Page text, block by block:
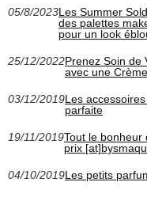
05/8/2023Les Summer
des palettes
pour un look
25/12/2022Prenez Soin de
avec une
03/12/2019Les
parfaite
19/11/2019Tout le bonheur
prix
04/10/2019Les petits